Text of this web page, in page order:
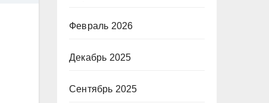
Февраль 2026
Декабрь 2025
Сентябрь 2025